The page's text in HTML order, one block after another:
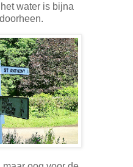
water is bijna